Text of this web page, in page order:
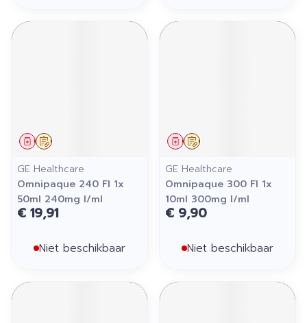
Op voorschrift
Geneesmiddel
GE Healthcare
Omnipaque 240 Fl 1x
50ml 240mg I/ml
€ 19,91
Niet beschikbaar
Op voorschrift
Geneesmiddel
GE Healthcare
Omnipaque 300 Fl 1x
10ml 300mg I/ml
€ 9,90
Niet beschikbaar